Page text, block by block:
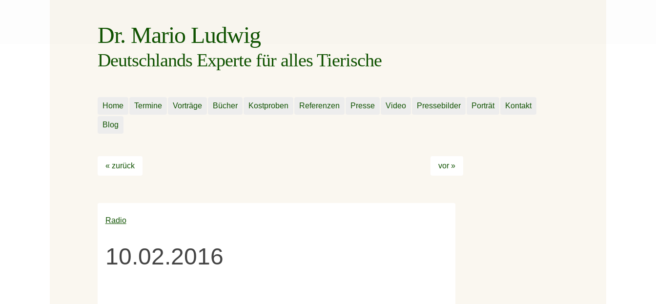
Dr. Mario Ludwig
Deutschlands Experte für alles Tierische
Home Termine Vorträge Bücher Kostproben Referenzen Presse Video Pressebilder Porträt Kontakt
Blog
« zurück vor »
Radio
10.02.2016